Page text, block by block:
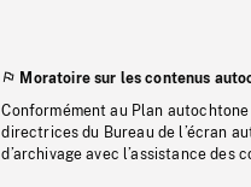
Moratoire sur les contenus
Conformément au Plan
directrices du Bureau de l’écran
d’archivage avec l’assistance des